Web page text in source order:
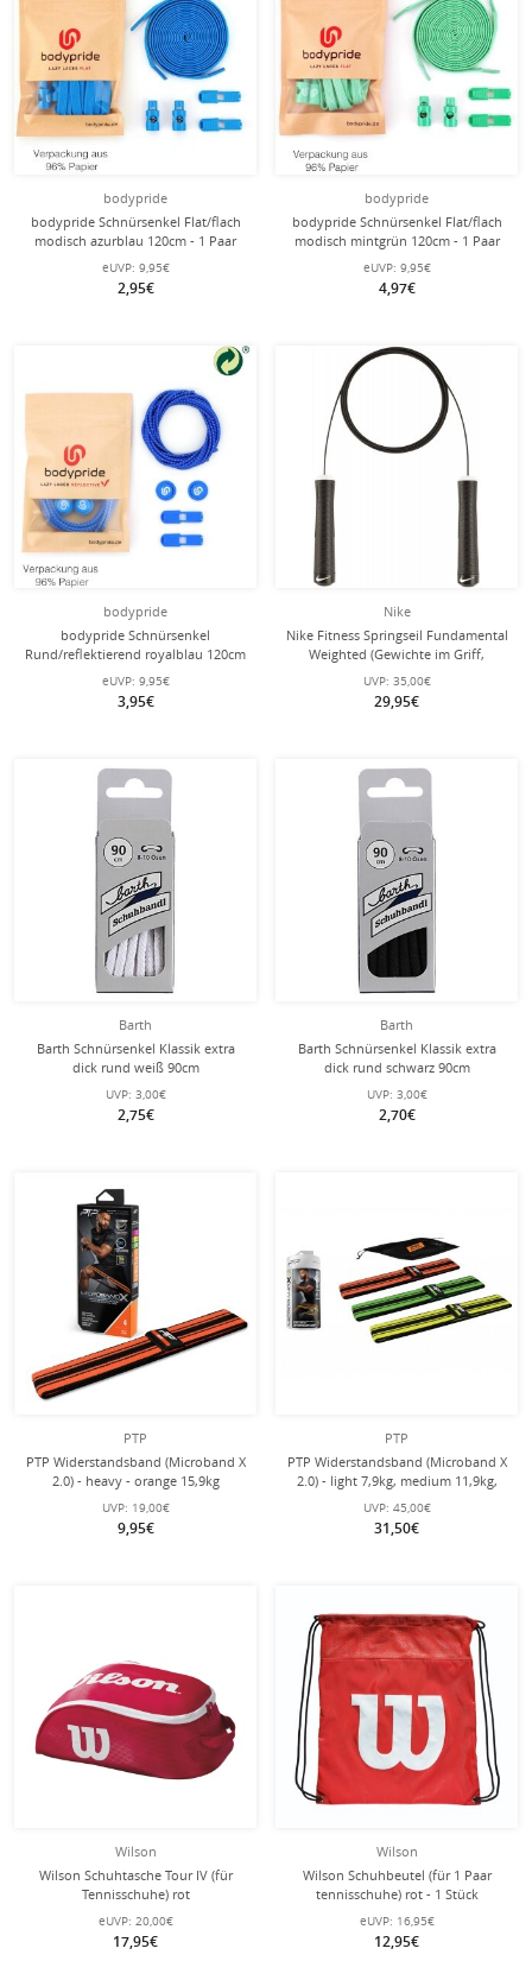
bodypride
bodypride Schnürsenkel Flat/flach
modisch azurblau 120cm - 1 Paar
eUVP: 9,95€
2,95€
bodypride
bodypride Schnürsenkel Flat/flach
modisch mintgrün 120cm - 1 Paar
eUVP: 9,95€
4,97€
bodypride
bodypride Schnürsenkel
Rund/reflektierend royalblau 120cm
- 1 Paar
eUVP: 9,95€
3,95€
Nike
Nike Fitness Springseil Fundamental
Weighted (Gewichte im Griff,
Kugellager)
UVP: 35,00€
29,95€
Barth
Barth Schnürsenkel Klassik extra
dick rund weiß 90cm
UVP: 3,00€
2,75€
Barth
Barth Schnürsenkel Klassik extra
dick rund schwarz 90cm
UVP: 3,00€
2,70€
PTP
PTP Widerstandsband (Microband X
2.0) - heavy - orange 15,9kg
UVP: 19,00€
9,95€
PTP
PTP Widerstandsband (Microband X
2.0) - light 7,9kg, medium 11,9kg,
heavy 15,9kg - Combo Set - 3 Stück
UVP: 45,00€
31,50€
Wilson
Wilson Schuhtasche Tour IV (für
Tennisschuhe) rot
eUVP: 20,00€
17,95€
Wilson
Wilson Schuhbeutel (für 1 Paar
tennisschuhe) rot - 1 Stück
eUVP: 16,95€
12,95€